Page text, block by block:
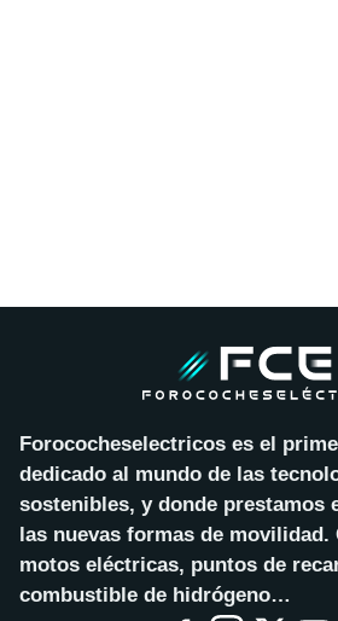
Forococheselectricos es el
dedicado al mundo de las
sostenibles, y donde prestamos
las nuevas formas de movilidad.
motos eléctricas, puntos de
combustible de hidrógeno…